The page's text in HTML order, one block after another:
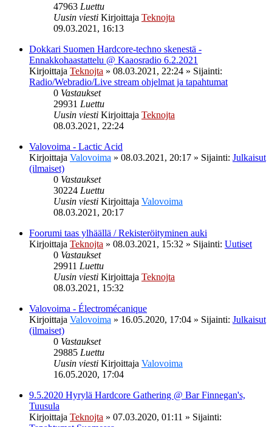
47963 Luettu
Uusin viesti Kirjoittaja Teknojta
09.03.2021, 16:13
Dokkari Suomen Hardcore-techno skenestä -
Ennakkohaastattelu @ Kaaosradio 6.2.2021
Kirjoittaja Teknojta » 08.03.2021, 22:24 » Sijainti:
Radio/Webradio/Live stream ohjelmat ja tapahtumat
0 Vastaukset
29931 Luettu
Uusin viesti Kirjoittaja Teknojta
08.03.2021, 22:24
Valovoima - Lactic Acid
Kirjoittaja Valovoima » 08.03.2021, 20:17 » Sijainti: Julkaisut
(ilmaiset)
0 Vastaukset
30224 Luettu
Uusin viesti Kirjoittaja Valovoima
08.03.2021, 20:17
Foorumi taas ylhäällä / Rekisteröityminen auki
Kirjoittaja Teknojta » 08.03.2021, 15:32 » Sijainti: Uutiset
0 Vastaukset
29911 Luettu
Uusin viesti Kirjoittaja Teknojta
08.03.2021, 15:32
Valovoima - Électromécanique
Kirjoittaja Valovoima » 16.05.2020, 17:04 » Sijainti: Julkaisut
(ilmaiset)
0 Vastaukset
29885 Luettu
Uusin viesti Kirjoittaja Valovoima
16.05.2020, 17:04
9.5.2020 Hyrylä Hardcore Gathering @ Bar Finnegan's,
Tuusula
Kirjoittaja Teknojta » 07.03.2020, 01:11 » Sijainti: